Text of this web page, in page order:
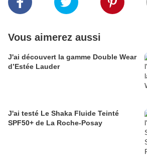
Vous aimerez aussi
J'ai découvert la gamme Double Wear
d’Estée Lauder
J'ai testé Le Shaka Fluide Teinté
SPF50+ de La Roche-Posay